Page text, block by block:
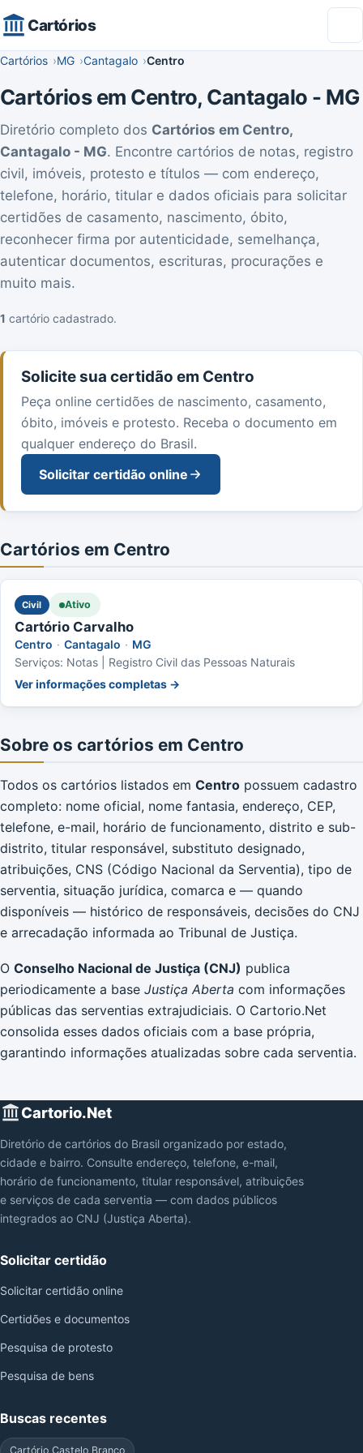
Cartórios
Cartórios MG Cantagalo Centro
Cartórios em Centro, Cantagalo - MG
Diretório completo dos Cartórios em Centro,
Cantagalo - MG. Encontre cartórios de notas, registro
civil, imóveis, protesto e títulos — com endereço,
telefone, horário, titular e dados oficiais para solicitar
certidões de casamento, nascimento, óbito,
reconhecer firma por autenticidade, semelhança,
autenticar documentos, escrituras, procurações e
muito mais.
1 cartório cadastrado.
Solicite sua certidão em Centro
Peça online certidões de nascimento, casamento,
óbito, imóveis e protesto. Receba o documento em
qualquer endereço do Brasil.
Solicitar certidão online
Cartórios em Centro
Civil Ativo
Cartório Carvalho
Centro · Cantagalo · MG
Serviços: Notas | Registro Civil das Pessoas Naturais
Ver informações completas →
Sobre os cartórios em Centro
Todos os cartórios listados em Centro possuem cadastro
completo: nome oficial, nome fantasia, endereço, CEP,
telefone, e-mail, horário de funcionamento, distrito e sub-
distrito, titular responsável, substituto designado,
atribuições, CNS (Código Nacional da Serventia), tipo de
serventia, situação jurídica, comarca e — quando
disponíveis — histórico de responsáveis, decisões do CNJ
e arrecadação informada ao Tribunal de Justiça.
O Conselho Nacional de Justiça (CNJ) publica
periodicamente a base Justiça Aberta com informações
públicas das serventias extrajudiciais. O Cartorio.Net
consolida esses dados oficiais com a base própria,
garantindo informações atualizadas sobre cada serventia.
Cartorio.Net
Diretório de cartórios do Brasil organizado por estado,
cidade e bairro. Consulte endereço, telefone, e-mail,
horário de funcionamento, titular responsável, atribuições
e serviços de cada serventia — com dados públicos
integrados ao CNJ (Justiça Aberta).
Solicitar certidão
Solicitar certidão online
Certidões e documentos
Pesquisa de protesto
Pesquisa de bens
Buscas recentes
Cartório Castelo Branco